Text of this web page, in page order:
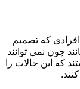
که تصمیم
چون نمی توانند
که این حالات را